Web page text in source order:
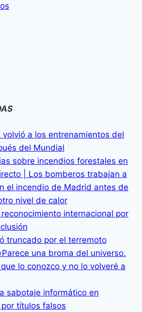
volvió a los entrenamientos del
del Mundial
sobre incendios forestales en
| Los bomberos trabajan a
el incendio de Madrid antes de
nivel de calor
internacional por
truncado por el terremoto
una broma del universo.
lo conozco y no lo volveré a
sabotaje informático en
títulos falsos